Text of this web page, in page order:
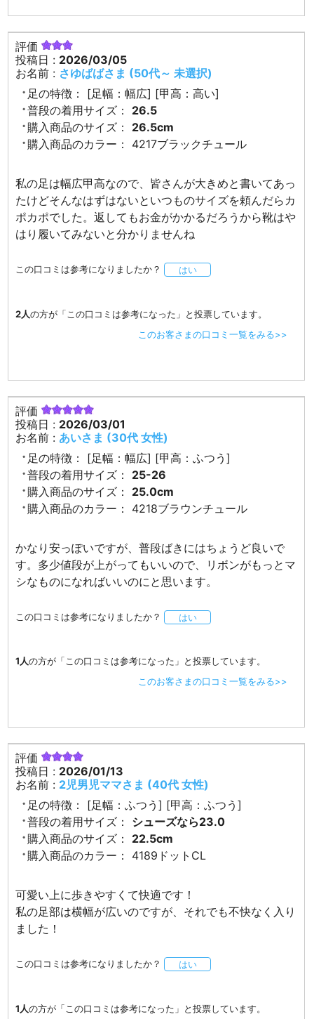
評価
投稿日 : 2026/03/05
お名前 : さゆばばさま (50代～ 未選択)
足の特徴：
[足幅：幅広] [甲高：高い]
普段の着用サイズ：
26.5
購入商品のサイズ：
26.5cm
購入商品のカラー：
4217ブラックチュール
私の足は幅広甲高なので、皆さんが大きめと書いてあっ
たけどそんなはずはないといつものサイズを頼んだらカ
ポカポでした。返してもお金がかかるだろうから靴はや
はり履いてみないと分かりませんね
この口コミは参考になりましたか？ はい
2人の方が「この口コミは参考になった」と投票しています。
このお客さまの口コミ一覧をみる>>
評価
投稿日 : 2026/03/01
お名前 : あいさま (30代 女性)
足の特徴：
[足幅：幅広] [甲高：ふつう]
普段の着用サイズ：
25-26
購入商品のサイズ：
25.0cm
購入商品のカラー：
4218ブラウンチュール
かなり安っぽいですが、普段ばきにはちょうど良いで
す。多少値段が上がってもいいので、リボンがもっとマ
シなものになればいいのにと思います。
この口コミは参考になりましたか？ はい
1人の方が「この口コミは参考になった」と投票しています。
このお客さまの口コミ一覧をみる>>
評価
投稿日 : 2026/01/13
お名前 : 2児男児ママさま (40代 女性)
足の特徴：
[足幅：ふつう] [甲高：ふつう]
普段の着用サイズ：
シューズなら23.0
購入商品のサイズ：
22.5cm
購入商品のカラー：
4189ドットCL
可愛い上に歩きやすくて快適です！
私の足部は横幅が広いのですが、それでも不快なく入り
ました！
この口コミは参考になりましたか？ はい
1人の方が「この口コミは参考になった」と投票しています。